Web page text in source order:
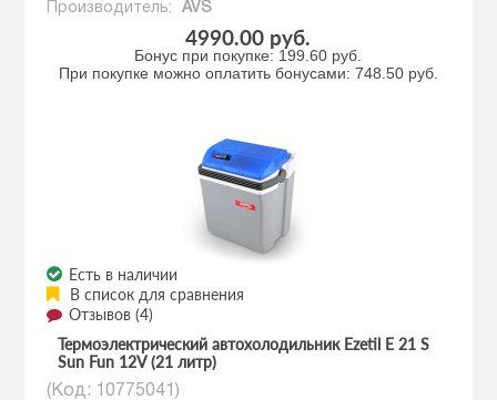
Производитель:
AVS
4990.00 руб.
Бонус при покупке: 199.60 руб.
При покупке можно оплатить бонусами: 748.50 руб.
Есть в наличии
В список для сравнения
Отзывов (4)
Термоэлектрический автохолодильник Ezetil E 21 S
Sun Fun 12V (21 литр)
(Код: 10775041 )